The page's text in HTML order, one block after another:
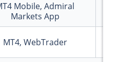
Mobile, Admiral
Markets App
MT4, WebTrader